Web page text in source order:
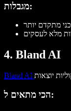
מגבלות:
מתקדם יותר
מלא לעסקים
4. Bland AI
Bland AI
הכי מתאים ל: